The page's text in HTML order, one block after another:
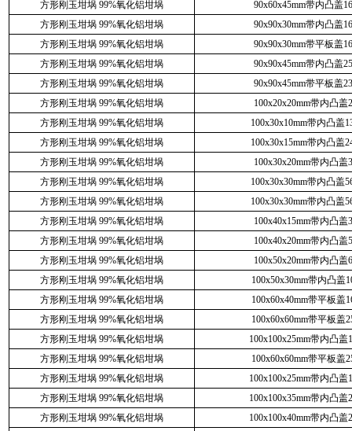
方形刚玉坩埚 99%氧化铝坩埚
90x60x45mm带内凸盖
方形刚玉坩埚 99%氧化铝坩埚
90x90x30mm带内凸盖
方形刚玉坩埚 99%氧化铝坩埚
90x90x30mm带平板盖
方形刚玉坩埚 99%氧化铝坩埚
90x90x45mm带内凸盖
方形刚玉坩埚 99%氧化铝坩埚
90x90x45mm带平板盖
方形刚玉坩埚 99%氧化铝坩埚
100x20x20mm带内凸盖
方形刚玉坩埚 99%氧化铝坩埚
100x30x10mm带内凸盖
方形刚玉坩埚 99%氧化铝坩埚
100x30x15mm带内凸盖
方形刚玉坩埚 99%氧化铝坩埚
100x30x20mm带内凸盖
方形刚玉坩埚 99%氧化铝坩埚
100x30x30mm带内凸盖
方形刚玉坩埚 99%氧化铝坩埚
100x30x30mm带内凸盖
方形刚玉坩埚 99%氧化铝坩埚
100x40x15mm带内凸盖
方形刚玉坩埚 99%氧化铝坩埚
100x40x20mm带内凸盖
方形刚玉坩埚 99%氧化铝坩埚
100x50x20mm带内凸盖
方形刚玉坩埚 99%氧化铝坩埚
100x50x30mm带内凸盖
方形刚玉坩埚 99%氧化铝坩埚
100x60x40mm带平板盖
方形刚玉坩埚 99%氧化铝坩埚
100x60x60mm带平板盖
方形刚玉坩埚 99%氧化铝坩埚
100x100x25mm带内凸盖
方形刚玉坩埚 99%氧化铝坩埚
100x60x60mm带平板盖
方形刚玉坩埚 99%氧化铝坩埚
100x100x25mm带内凸盖
方形刚玉坩埚 99%氧化铝坩埚
100x100x35mm带内凸盖
方形刚玉坩埚 99%氧化铝坩埚
100x100x40mm带内凸盖